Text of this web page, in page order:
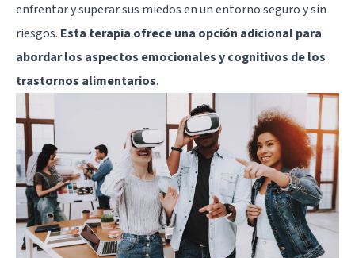
enfrentar y superar sus miedos en un entorno seguro y sin
riesgos. Esta terapia ofrece una opción adicional para
abordar los aspectos emocionales y cognitivos de los
trastornos alimentarios.